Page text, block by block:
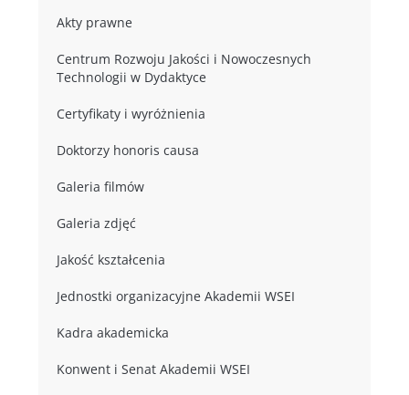
Akty prawne
Centrum Rozwoju Jakości i Nowoczesnych
Technologii w Dydaktyce
Certyfikaty i wyróżnienia
Doktorzy honoris causa
Galeria filmów
Galeria zdjęć
Jakość kształcenia
Jednostki organizacyjne Akademii WSEI
Kadra akademicka
Konwent i Senat Akademii WSEI